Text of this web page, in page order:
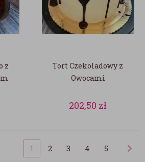
z
Tort Czekoladowy z
Owocami
202,50 zł
1 2 3 4 5